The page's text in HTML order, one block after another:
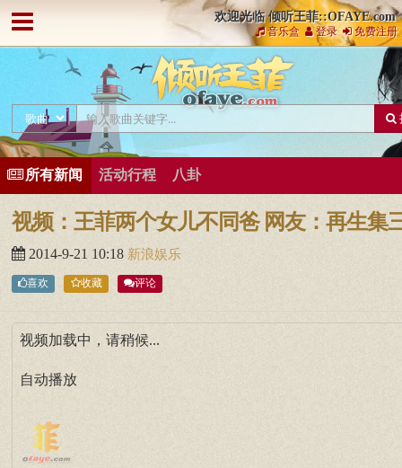
欢迎光临 倾听王菲::OFAYE.com
音乐盒 登录 免费注册
所有新闻 活动行程 八卦
视频：王菲两个女儿不同爸 网友：再生集
2014-9-21 10:18 新浪娱乐
喜欢 收藏 评论
视频加载中，请稍候...
自动播放